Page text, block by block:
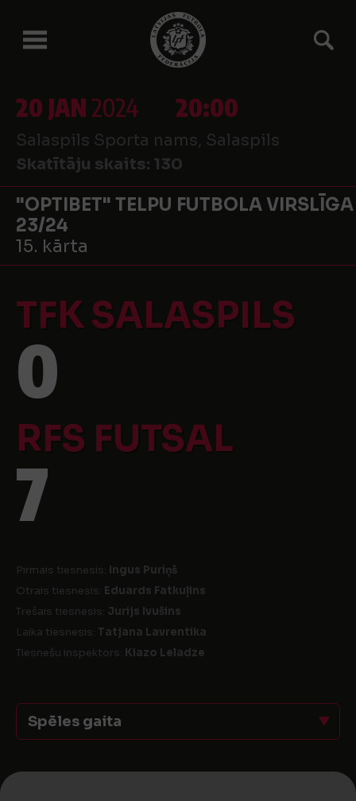
20 JAN2024 20:00
Salaspils Sporta nams, Salaspils
Skatītāju skaits: 130
"OPTIBET" TELPU FUTBOLA VIRSLĪGA
23/24
15. kārta
TFK SALASPILS
0
RFS FUTSAL
7
Pirmais tiesnesis: Ingus Puriņš
Otrais tiesnesis: Eduards Fatkuļins
Trešais tiesnesis: Jurijs Ivušins
Laika tiesnesis: Tatjana Lavrentika
Tiesnešu inspektors: Kiazo Leladze
Spēles gaita